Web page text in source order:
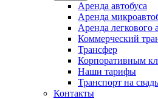
Аренда автобуса
Аренда
Аренда легкового
Коммерческий
Трансфер
Корпоративным
Наши тарифы
Транспорт на
Контакты